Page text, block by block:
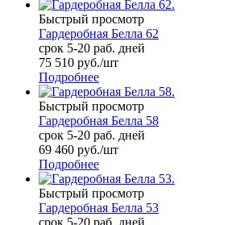
Быстрый просмотр
Гардеробная Белла 62
срок 5-20 раб. дней
75 510 руб./шт
Подробнее
Быстрый просмотр
Гардеробная Белла 58
срок 5-20 раб. дней
69 460 руб./шт
Подробнее
Быстрый просмотр
Гардеробная Белла 53
срок 5-20 раб. дней